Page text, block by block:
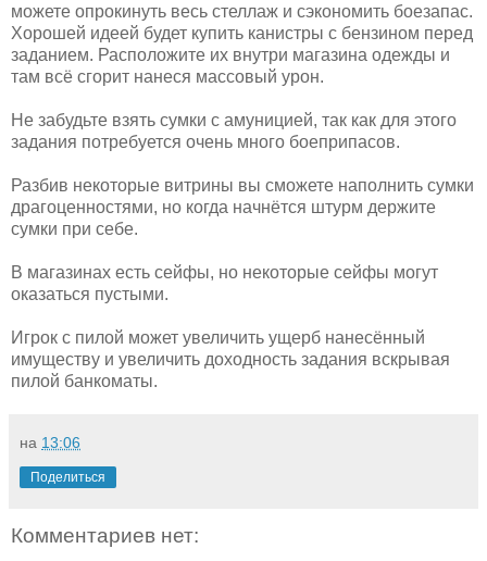
можете опрокинуть весь стеллаж и сэкономить боезапас.
Хорошей идеей будет купить канистры с бензином перед
заданием. Расположите их внутри магазина одежды и
там всё сгорит нанеся массовый урон.
Не забудьте взять сумки с амуницией, так как для этого
задания потребуется очень много боеприпасов.
Разбив некоторые витрины вы сможете наполнить сумки
драгоценностями, но когда начнётся штурм держите
сумки при себе.
В магазинах есть сейфы, но некоторые сейфы могут
оказаться пустыми.
Игрок с пилой может увеличить ущерб нанесённый
имуществу и увеличить доходность задания вскрывая
пилой банкоматы.
на 13:06
Поделиться
Комментариев нет: